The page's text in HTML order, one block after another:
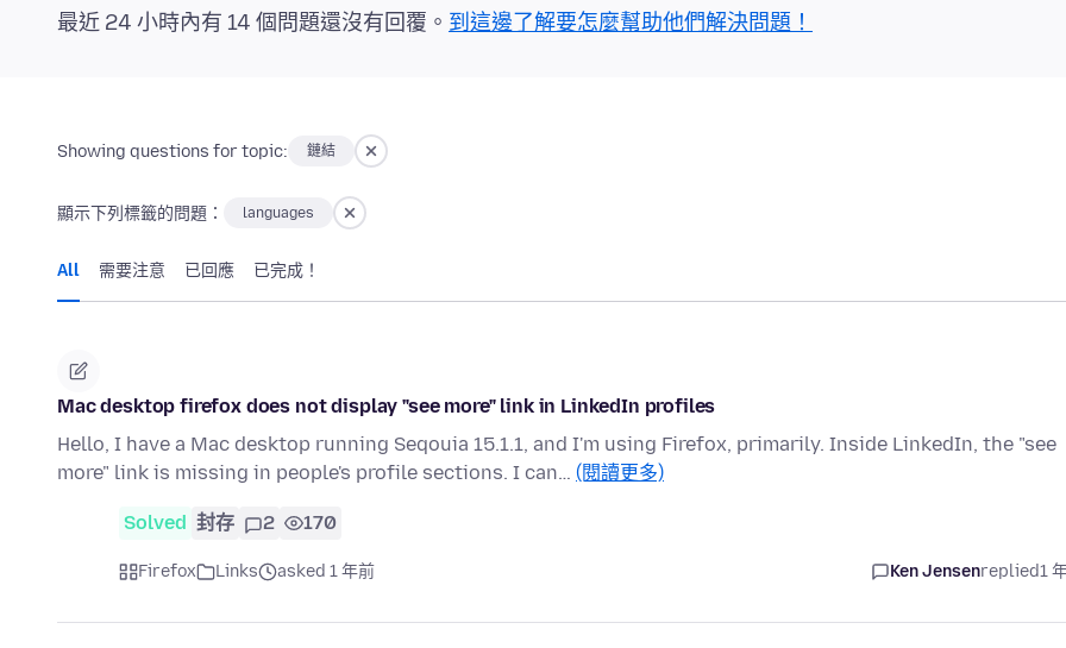
最近 24 小時內有 14 個問題還沒有回覆。 到這邊了解要怎麼幫助他們解決問題！
Showing questions for topic: 鏈結
顯示下列標籤的問題： languages
All 需要注意 已回應 已完成！
Mac desktop firefox does not display "see more" link in LinkedIn profiles
Hello, I have a Mac desktop running Seqouia 15.1.1, and I'm using Firefox, primarily. Inside LinkedIn, the "see
more" link is missing in people's profile sections. I can… (閱讀更多)
Solved 封存 2 170
Firefox Links asked 1 年前 Ken Jensenreplied1